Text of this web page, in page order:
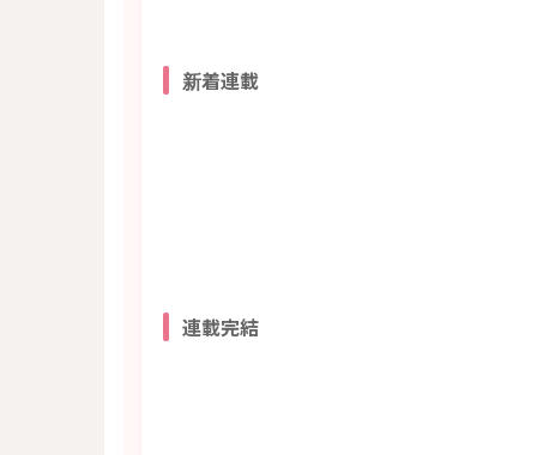
新着連載
連載完結